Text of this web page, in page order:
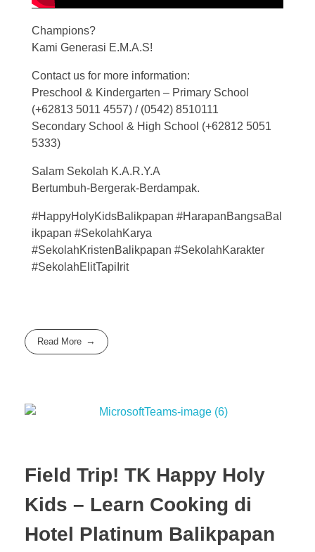
Champions?
Kami Generasi E.M.A.S!
Contact us for more information:
Preschool & Kindergarten – Primary School
(+62813 5011 4557) / (0542) 8510111
Secondary School & High School (+62812 5051
5333)
Salam Sekolah K.A.R.Y.A
Bertumbuh-Bergerak-Berdampak.
#HappyHolyKidsBalikpapan #HarapanBangsaBal
ikpapan #SekolahKarya
#SekolahKristenBalikpapan #SekolahKarakter
#SekolahElitTapiIrit
Read More
Field Trip! TK Happy Holy
Kids – Learn Cooking di
Hotel Platinum Balikpapan